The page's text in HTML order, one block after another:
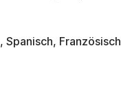
Spanisch, Französisch